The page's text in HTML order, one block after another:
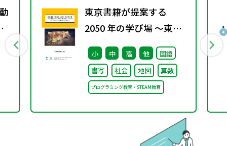
東京書籍が提案する
2050 年の学び場 ～東京
書籍は大阪・関西万博
「大阪ヘルスケア パビリ
オン」に出展・協賛しま
す～
小 中 高 他
国語
書写
社会 地図 算数
プログラミング教育・STEAM教育